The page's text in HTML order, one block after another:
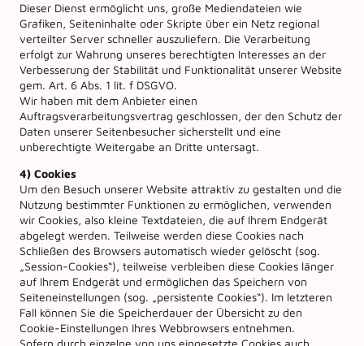
Dieser Dienst ermöglicht uns, große Mediendateien wie
Grafiken, Seiteninhalte oder Skripte über ein Netz regional
verteilter Server schneller auszuliefern. Die Verarbeitung
erfolgt zur Wahrung unseres berechtigten Interesses an der
Verbesserung der Stabilität und Funktionalität unserer Website
gem. Art. 6 Abs. 1 lit. f DSGVO.
Wir haben mit dem Anbieter einen
Auftragsverarbeitungsvertrag geschlossen, der den Schutz der
Daten unserer Seitenbesucher sicherstellt und eine
unberechtigte Weitergabe an Dritte untersagt.
4) Cookies
Um den Besuch unserer Website attraktiv zu gestalten und die
Nutzung bestimmter Funktionen zu ermöglichen, verwenden
wir Cookies, also kleine Textdateien, die auf Ihrem Endgerät
abgelegt werden. Teilweise werden diese Cookies nach
Schließen des Browsers automatisch wieder gelöscht (sog.
„Session-Cookies“), teilweise verbleiben diese Cookies länger
auf Ihrem Endgerät und ermöglichen das Speichern von
Seiteneinstellungen (sog. „persistente Cookies“). Im letzteren
Fall können Sie die Speicherdauer der Übersicht zu den
Cookie-Einstellungen Ihres Webbrowsers entnehmen.
Sofern durch einzelne von uns eingesetzte Cookies auch